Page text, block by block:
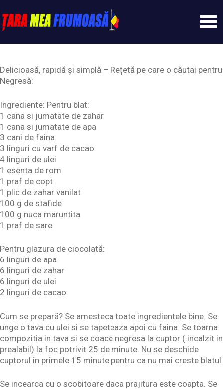
to
content
Tarameafrumoasa
Delicioasă, rapidă și simplă – Rețetă pe care o căutai pentru
Negresă:
Ingrediente: Pentru blat:
1 cana si jumatate de zahar
1 cana si jumatate de apa
3 cani de faina
3 linguri cu varf de cacao
4 linguri de ulei
1 esenta de rom
1 praf de copt
1 plic de zahar vanilat
100 g de stafide
100 g nuca maruntita
1 praf de sare
Pentru glazura de ciocolată:
6 linguri de apa
6 linguri de zahar
6 linguri de ulei
2 linguri de cacao
Cum se prepară? Se amesteca toate ingredientele bine. Se
unge o tava cu ulei si se tapeteaza apoi cu faina. Se toarna
compozitia in tava si se coace negresa la cuptor ( incalzit in
prealabil) la foc potrivit 25 de minute. Nu se deschide
cuptorul in primele 15 minute pentru ca nu mai creste blatul.
Se incearca cu o scobitoare daca prajitura este coapta. Se